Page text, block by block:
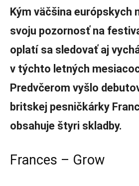
Kým väčšina európskych
svoju pozornosť na
oplatí sa sledovať aj
v týchto letných
Predvčerom vyšlo
britskej pesničkárky
obsahuje štyri skladby.
Frances – Grow